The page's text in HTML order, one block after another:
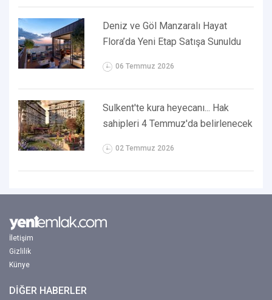
Deniz ve Göl Manzaralı Hayat
Flora’da Yeni Etap Satışa Sunuldu
06 Temmuz 2026
Sulkent'te kura heyecanı... Hak
sahipleri 4 Temmuz'da belirlenecek
02 Temmuz 2026
İletişim
Gizlilik
Künye
DİĞER HABERLER